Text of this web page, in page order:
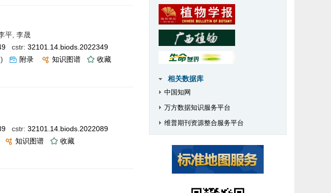
平, 李晟
cstr: 32101.14.biods.2022349
) 附录 知识图谱
收藏
cstr: 32101.14.biods.2022089
知识图谱
收藏
相关数据库
中国知网
万方数据知识服务平台
维普期刊资源整合服务平台